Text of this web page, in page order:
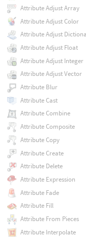
Attribute Adjust Array
Attribute Adjust Color
Attribute Adjust
Attribute Adjust Float
Attribute Adjust Integer
Attribute Adjust Vector
Attribute Blur
Attribute Cast
Attribute Combine
Attribute Composite
Attribute Copy
Attribute Create
Attribute Delete
Attribute Expression
Attribute Fade
Attribute Fill
Attribute From Pieces
Attribute Interpolate